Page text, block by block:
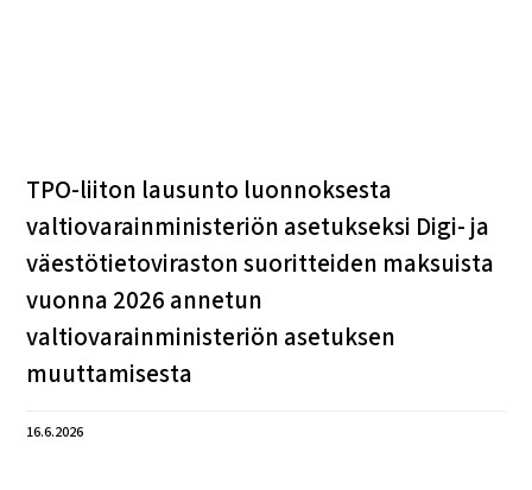
TPO-liiton lausunto luonnoksesta
valtiovarainministeriön asetukseksi Digi- ja
väestötietoviraston suoritteiden maksuista
vuonna 2026 annetun
valtiovarainministeriön asetuksen
muuttamisesta
16.6.2026